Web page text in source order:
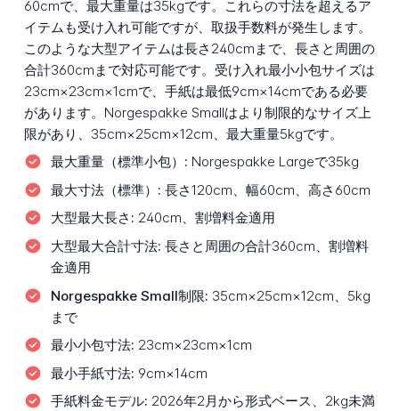
60cmで、最大重量は35kgです。これらの寸法を超えるア
イテムも受け入れ可能ですが、取扱手数料が発生します。
このような大型アイテムは長さ240cmまで、長さと周囲の
合計360cmまで対応可能です。受け入れ最小小包サイズは
23cm×23cm×1cmで、手紙は最低9cm×14cmである必要
があります。Norgespakke Smallはより制限的なサイズ上
限があり、35cm×25cm×12cm、最大重量5kgです。
最大重量（標準小包）: Norgespakke Largeで35kg
最大寸法（標準）: 長さ120cm、幅60cm、高さ60cm
大型最大長さ: 240cm、割増料金適用
大型最大合計寸法: 長さと周囲の合計360cm、割増料
金適用
Norgespakke Small制限: 35cm×25cm×12cm、5kg
まで
最小小包寸法: 23cm×23cm×1cm
最小手紙寸法: 9cm×14cm
手紙料金モデル: 2026年2月から形式ベース、2kg未満